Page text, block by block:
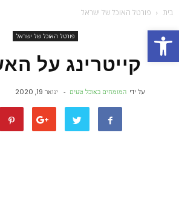
פתח סרגל נגישות
בית פורטל האוכל של ישראל
פורטל האוכל של ישראל
קייטרינג על
על ידי המומחים באוכל טעים - ינואר 19, 2020